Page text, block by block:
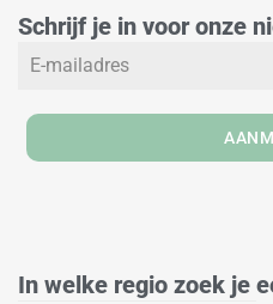
d
i
g
r
m
o
Schrijf je in voor onze
In welke regio zoek je